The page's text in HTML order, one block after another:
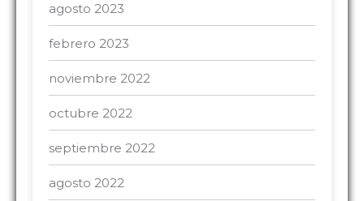
agosto 2023
febrero 2023
noviembre 2022
octubre 2022
septiembre 2022
agosto 2022